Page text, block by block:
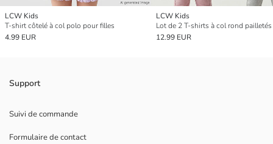
LCW Kids
T-shirt côtelé à col polo pour filles
4.99 EUR
LCW Kids
12.99 EUR
Support
Suivi de commande
Formulaire de contact